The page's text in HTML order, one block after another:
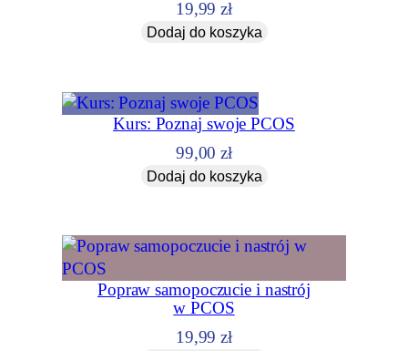
19,99zł
Dodaj do koszyka
Kurs: Poznaj swoje PCOS
99,00zł
Dodaj do koszyka
Popraw samopoczucie i nastrój
w PCOS
19,99zł